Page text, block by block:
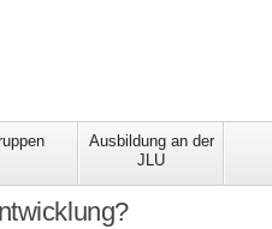
Ausbildung an der
JLU